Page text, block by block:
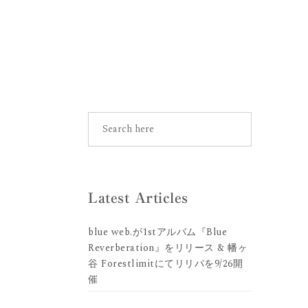
Latest Articles
blue web.が1stアルバム『Blue
Reverberation』をリリース & 幡ヶ
谷 Forestlimitにてリリパを9/26開
催